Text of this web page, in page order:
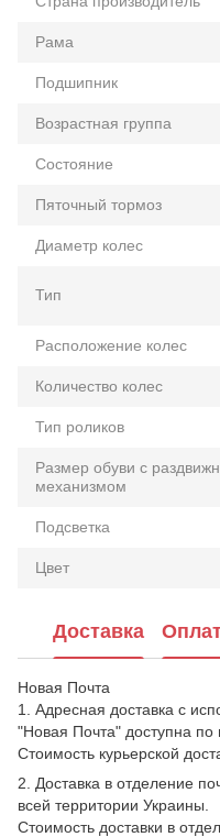
Рама
Подшипник
Возрастная группа
Состояние
Пяточный тормоз
Диаметр колес
Тип
Расположение колес
Количество колес
Тип роликов
Размер обуви с
механизмом
Подсветка
Цвет
Доставка
Новая Почта
1. Адресная доставка с
"Новая Почта" доступна по
Стоимость курьерской
2. Доставка в отделение
всей территории Украины.
Стоимость доставки в